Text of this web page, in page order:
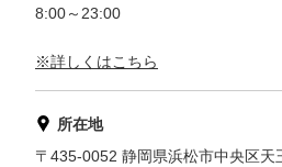
8:00～23:00
※詳しくはこちら
所在地
〒435-0052 静岡県浜松市中央区天